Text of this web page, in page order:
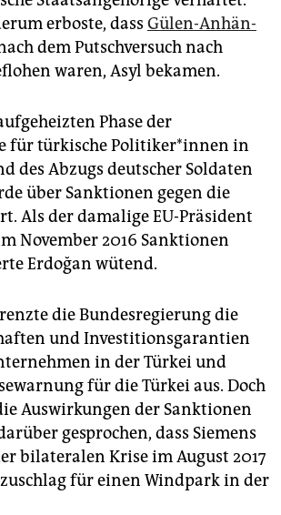
erboste, dass Gülen-­An­hän­
dem Putschversuch nach
waren, Asyl bekamen.
Phase der
für türkische Poli­tiker*innen in
des Abzugs deutscher Soldaten
über Sanktionen gegen die
Als der damalige EU-Präsident
November 2016 Sanktionen
Erdoğan wütend.
die Bundesregierung die
und Investitionsgarantien
in der Türkei und
für die Türkei aus. Doch
Auswirkungen der Sanktionen
gesprochen, dass Siemens
bilateralen Krise im August 2017
für einen Windpark in der